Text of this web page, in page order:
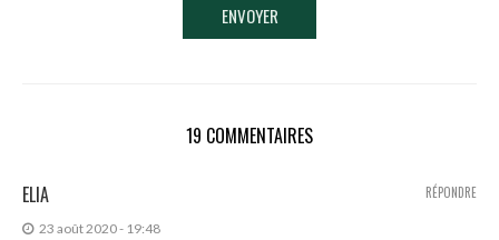
19 COMMENTAIRES
ELIA
23 août 2020 - 19:48
RÉPONDRE